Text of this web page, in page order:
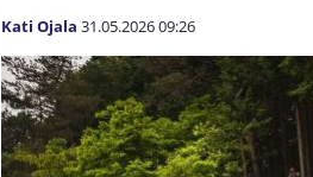
Kati Ojala 31.05.202609:26